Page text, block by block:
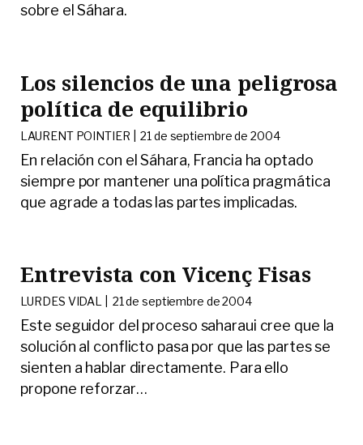
sobre el Sáhara.
Los silencios de una peligrosa
política de equilibrio
LAURENT POINTIER |21 de septiembre de 2004
En relación con el Sáhara, Francia ha optado
siempre por mantener una política pragmática
que agrade a todas las partes implicadas.
Entrevista con Vicenç Fisas
LURDES VIDAL | 21 de septiembre de 2004
Este seguidor del proceso saharaui cree que la
solución al conflicto pasa por que las partes se
sienten a hablar directamente. Para ello
propone reforzar…